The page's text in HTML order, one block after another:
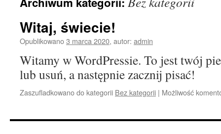
Witaj, świecie!
Opublikowano3 marca 2020, autor: admin
Witamy w WordPressie. To jest twój
lub usuń, a następnie zacznij pisać!
Zaszufladkowano do kategorii Bez kategorii | Możliwość